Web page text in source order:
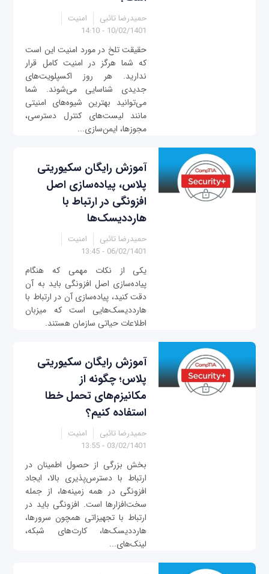
حمیدرضا تائبی
امنیت
10/02/1401 - 14:10
حقیقت تلخ در مورد امنیت این است
که شما هرگز در امنیت کامل قرار
ندارید. هر روز اکسپلویت‌های
جدیدی شناسایی می‌شوند. شما
می‌توانید بهترین شیوه‌های امنیتی
مانند لیست‌های کنترل دسترسی،
مجوزها، ایمن‌سازی...
آموزش رایگان سکیوریتی
پلاس، پیاده‌سازی اصل
افزونگی در ارتباط با
هارددیسک‌ها
حمیدرضا تائبی
امنیت
06/02/1401 - 13:45
یکی از نکات مهمی که هنگام
پیاده‌سازی اصل افزونگی باید به آن
دقت کنید، پیاده‌سازی آن در ارتباط با
هارددیسک‌هایی است که میزبان
اطلاعات حیاتی سازمان هستند.
آموزش رایگان سکیوریتی
پلاس؛ چگونه از
مکانیزم‌های تحمل خطا
استفاده کنیم؟
حمیدرضا تائبی
امنیت
03/02/1401 - 13:55
بخش بزرگی از حصول اطمینان در
ارتباط با دسترس‌پذیری بالا، ایجاد
افزونگی در همه زمینه‌ها، از جمله
سخت‌افزارها است. افزونگی باید در
ارتباط با تجهیزاتی همچون سرورها،
هارددیسک‌ها، کارت‌های شبکه،
لینک‌های...